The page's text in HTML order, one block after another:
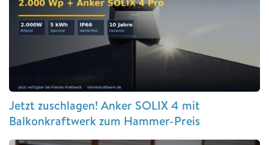
Jetzt zuschlagen! Anker SOLIX 4 mit
Balkonkraftwerk zum Hammer-Preis